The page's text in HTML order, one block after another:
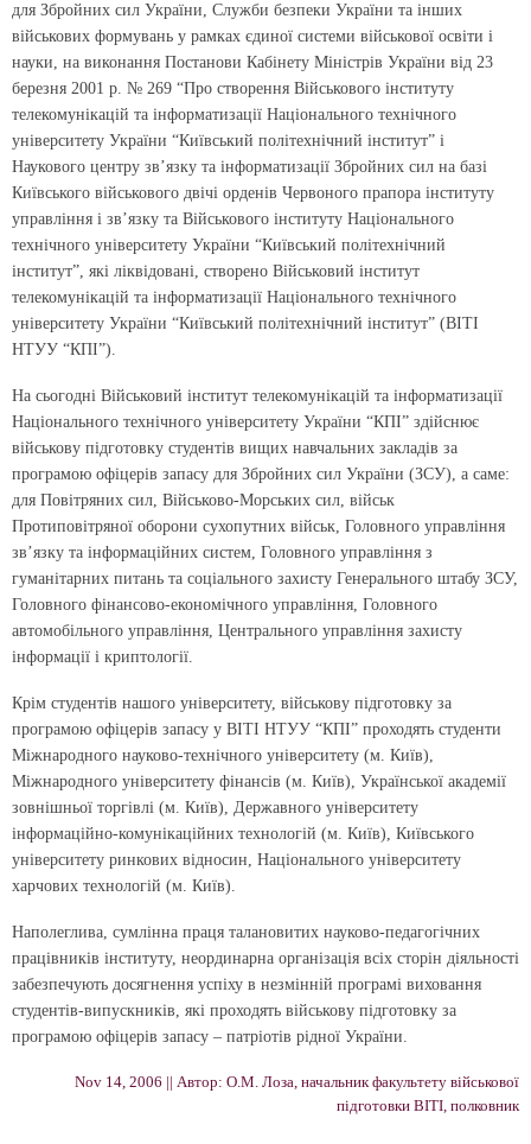
для Збройних сил України, Служби безпеки України та інших
військових формувань у рамках єдиної системи військової освіти і
науки, на виконання Постанови Кабінету Міністрів України від 23
березня 2001 р. № 269 “Про створення Військового інституту
телекомунікацій та інформатизації Національного технічного
університету України “Київський політехнічний інститут” і
Наукового центру зв’язку та інформатизації Збройних сил на базі
Київського військового двічі орденів Червоного прапора інституту
управління і зв’язку та Військового інституту Національного
технічного університету України “Київський політехнічний
інститут”, які ліквідовані, створено Військовий інститут
телекомунікацій та інформатизації Національного технічного
університету України “Київський політехнічний інститут” (ВІТІ
НТУУ “КПІ”).
На сьогодні Військовий інститут телекомунікацій та інформатизації
Національного технічного університету України “КПІ” здійснює
військову підготовку студентів вищих навчальних закладів за
програмою офіцерів запасу для Збройних сил України (ЗСУ), а саме:
для Повітряних сил, Військово-Морських сил, військ
Протиповітряної оборони сухопутних військ, Головного управління
зв’язку та інформаційних систем, Головного управління з
гуманітарних питань та соціального захисту Генерального штабу ЗСУ,
Головного фінансово-економічного управління, Головного
автомобільного управління, Центрального управління захисту
інформації і криптології.
Крім студентів нашого університету, військову підготовку за
програмою офіцерів запасу у ВІТІ НТУУ “КПІ” проходять студенти
Міжнародного науково-технічного університету (м. Київ),
Міжнародного університету фінансів (м. Київ), Української академії
зовнішньої торгівлі (м. Київ), Державного університету
інформаційно-комунікаційних технологій (м. Київ), Київського
університету ринкових відносин, Національного університету
харчових технологій (м. Київ).
Наполеглива, сумлінна праця талановитих науково-педагогічних
працівників інституту, неординарна організація всіх сторін діяльності
забезпечують досягнення успіху в незмінній програмі виховання
студентів-випускників, які проходять військову підготовку за
програмою офіцерів запасу – патріотів рідної України.
Nov 14, 2006 || Автор: О.М. Лоза, начальник факультету військової
підготовки ВІТІ, полковник